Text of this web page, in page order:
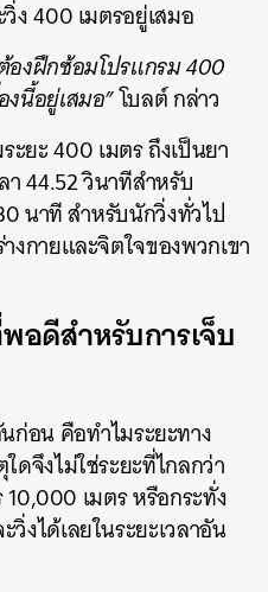
ง 400 เมตรอยู่เสมอ
องฝึกซ้อมโปรแกรม 400
นี้อยู่เสมอ”โบลต์ กล่าว
ยะ 400 เมตร ถึงเป็นยา
า 44.52 วินาทีสำหรับ
นาที สำหรับนักวิ่งทั่วไป
งกายและจิตใจของพวกเขา
อดีสำหรับการเจ็บ
อน คือทำไมระยะทาง
ดจึงไม่ใช่ระยะที่ไกลกว่า
เมตร หรือกระทั่ง
งได้เลยในระยะเวลาอัน